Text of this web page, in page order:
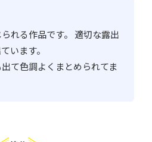
れる作品です。 適切な露出
います。
て色調よくまとめられてま